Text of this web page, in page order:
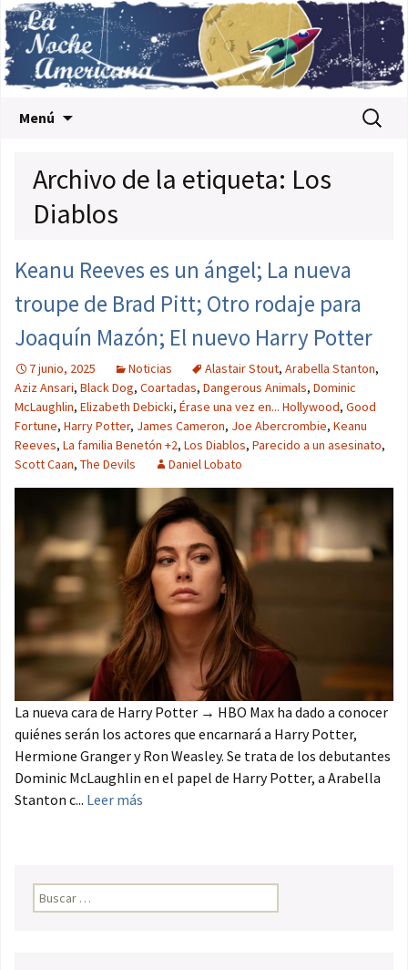
Menú Buscar:
Archivo de la etiqueta: Los
Diablos
Keanu Reeves es un ángel; La nueva
troupe de Brad Pitt; Otro rodaje para
Joaquín Mazón; El nuevo Harry Potter
7 junio, 2025 Noticias Alastair Stout, Arabella Stanton,
Aziz Ansari, Black Dog, Coartadas, Dangerous Animals, Dominic
McLaughlin, Elizabeth Debicki, Érase una vez en... Hollywood, Good
Fortune, Harry Potter, James Cameron, Joe Abercrombie, Keanu
Reeves, La familia Benetón +2, Los Diablos, Parecido a un asesinato,
Scott Caan, The Devils Daniel Lobato
La nueva cara de Harry Potter → HBO Max ha dado a conocer
quiénes serán los actores que encarnará a Harry Potter,
Hermione Granger y Ron Weasley. Se trata de los debutantes
Dominic McLaughlin en el papel de Harry Potter, a Arabella
Stanton c... Leer más
Buscar: